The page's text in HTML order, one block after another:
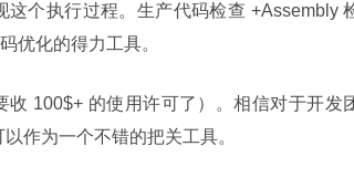
个执行过程。生产代码检查 +Assembly
优化的得力工具。
100$+ 的使用许可了）。相信对于开发
作为一个不错的把关工具。